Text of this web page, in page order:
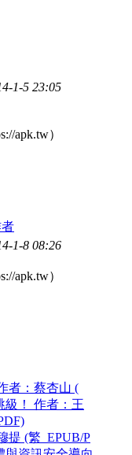
1-5 23:05
apk.tw）
1-8 08:26
apk.tw）
者：蔡杏山 (
級！ 作者：王
提 (繁_EPUB/P